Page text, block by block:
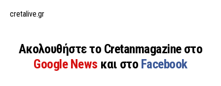
cretalive.gr
Ακολουθήστε το Cretanmagazine στο
Google News και στο Facebook